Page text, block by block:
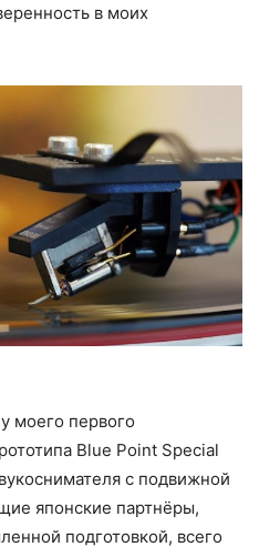
в моих
моего первого
Blue Point Special
с подвижной
японские партнёры,
подготовкой, всего